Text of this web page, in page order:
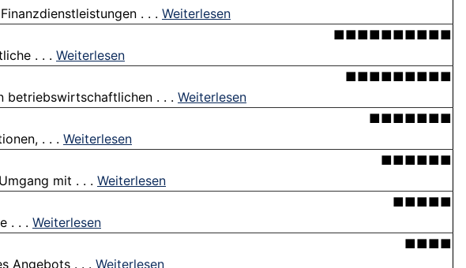
. . . Weiterlesen
■■■■■■■■■■
. . . Weiterlesen
■■■■■■■■■
betriebswirtschaftlichen . . . Weiterlesen
■■■■■■■
. . . Weiterlesen
■■■■■■
mit . . . Weiterlesen
■■■■■
. . . Weiterlesen
■■■■
Angebots . . . Weiterlesen